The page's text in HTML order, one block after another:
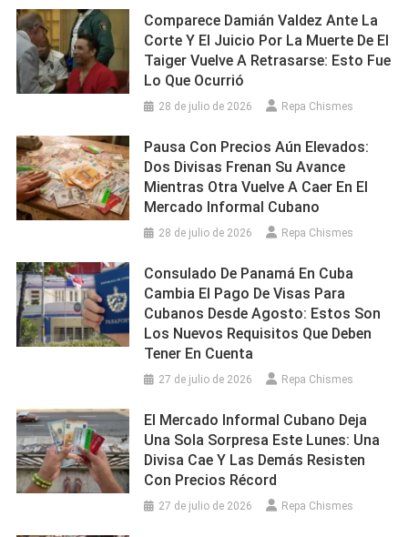
Comparece Damián Valdez Ante La
Corte Y El Juicio Por La Muerte De El
Taiger Vuelve A Retrasarse: Esto Fue
Lo Que Ocurrió
28 de julio de 2026 Repa Chismes
Pausa Con Precios Aún Elevados:
Dos Divisas Frenan Su Avance
Mientras Otra Vuelve A Caer En El
Mercado Informal Cubano
28 de julio de 2026 Repa Chismes
Consulado De Panamá En Cuba
Cambia El Pago De Visas Para
Cubanos Desde Agosto: Estos Son
Los Nuevos Requisitos Que Deben
Tener En Cuenta
27 de julio de 2026 Repa Chismes
El Mercado Informal Cubano Deja
Una Sola Sorpresa Este Lunes: Una
Divisa Cae Y Las Demás Resisten
Con Precios Récord
27 de julio de 2026 Repa Chismes